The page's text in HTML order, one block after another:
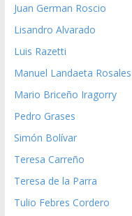
Juan German Roscio
Lisandro Alvarado
Luis Razetti
Manuel Landaeta Rosales
Mario Briceño Iragorry
Pedro Grases
Simón Bolívar
Teresa Carreño
Teresa de la Parra
Tulio Febres Cordero